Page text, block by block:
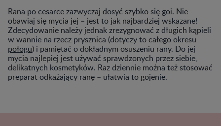
Rana po cesarce zazwyczaj dosyć szybko się goi. Nie
obawiaj się mycia jej – jest to jak najbardziej wskazane!
Zdecydowanie należy jednak zrezygnować z długich kąpieli
w wannie na rzecz prysznica (dotyczy to całego okresu
połogu) i pamiętać o dokładnym osuszeniu rany. Do jej
mycia najlepiej jest używać sprawdzonych przez siebie,
delikatnych kosmetyków. Raz dziennie można też stosować
preparat odkażający ranę – ułatwia to gojenie.